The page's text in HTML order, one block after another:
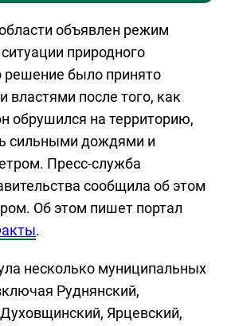
объявлен режим
природного
решение было принято
властями после того, как
обрушился на территорию,
сильными дождями и
Пресс-служба
сообщила об этом
Об этом пишет портал
.
несколько муниципальных
Руднянский,
Ярцевский,